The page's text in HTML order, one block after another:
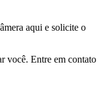
aqui e solicite o
você. Entre em contato